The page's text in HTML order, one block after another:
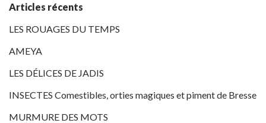
Articles récents
LES ROUAGES DU TEMPS
AMEYA
LES DÉLICES DE JADIS
INSECTES Comestibles, orties magiques et piment de Bresse
MURMURE DES MOTS